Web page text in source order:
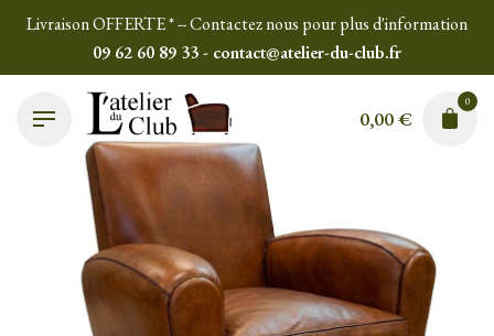
Livraison OFFERTE * -- Contactez nous pour plus d'information
09 62 60 89 33 - contact@atelier-du-club.fr
0,00€
0